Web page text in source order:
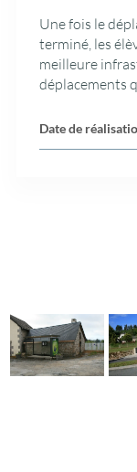
Une fois le
terminé, les
meilleure
déplacements
Date de